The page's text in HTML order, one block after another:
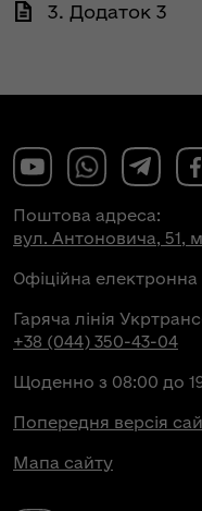
3. Додаток 3
Поштова адреса:
вул. Антоновича, 51,
Офіційна
Гаряча лінія
+38 (044) 350-43-04
Щоденно з 08:00 до
Попередня версія
Мапа сайту